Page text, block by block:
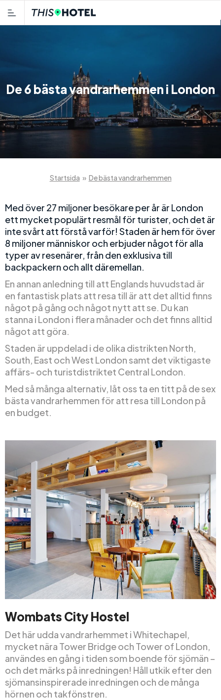
De 6 bästa vandrarhemmen i London
Startsida » De bästa vandrarhemmen
Med över 27 miljoner besökare per år är London
ett mycket populärt resmål för turister, och det är
inte svårt att förstå varför! Staden är hem för över
8 miljoner människor och erbjuder något för alla
typer av resenärer, från den exklusiva till
backpackern och allt däremellan.
En annan anledning till att Englands huvudstad är
en fantastisk plats att resa till är att det alltid finns
något på gång och något nytt att se. Du kan
stanna i London i flera månader och det finns alltid
något att göra.
Staden är uppdelad i de olika distrikten North,
South, East och West London samt det viktigaste
affärs- och turistdistriktet Central London.
Med så många alternativ, låt oss ta en titt på de sex
bästa vandrarhemmen för att resa till London på
en budget.
Wombats City Hostel
Det här udda vandrarhemmet i Whitechapel,
mycket nära Tower Bridge och Tower of London,
användes en gång i tiden som boende för sjömän –
och det märks på inredningen! Håll utkik efter den
sjömansinspirerade inredningen och de många
hörnen och takfönstren.